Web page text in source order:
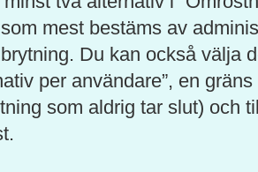
mest bestäms av
Du kan också välja
per användare”, en
som aldrig tar slut) och